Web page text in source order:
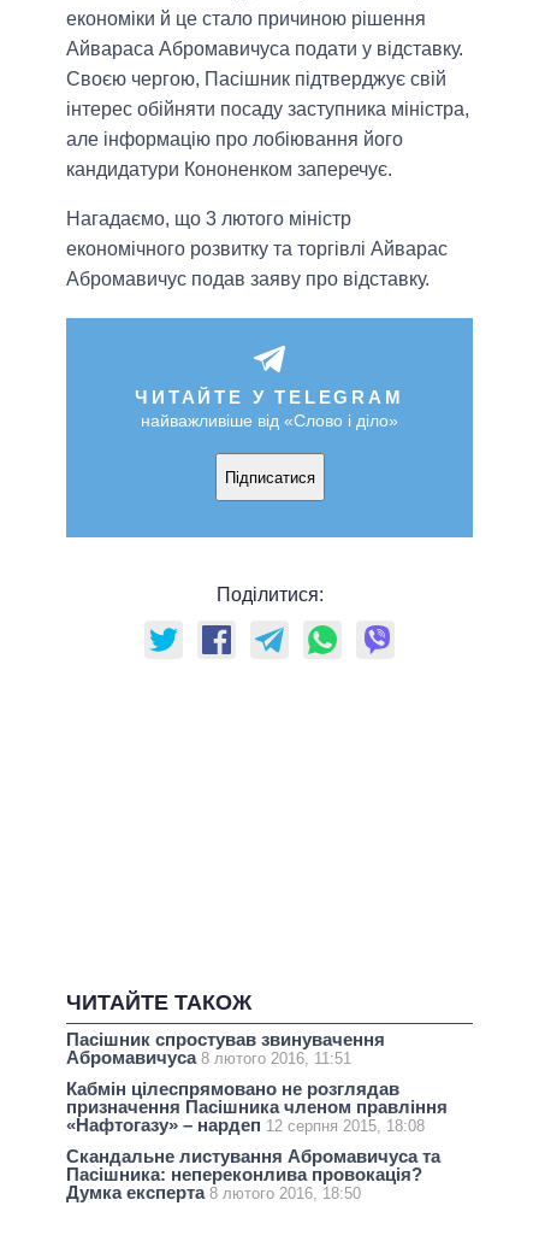
економіки й це стало причиною рішення
Айвараса Абромавичуса подати у відставку.
Своєю чергою, Пасішник підтверджує свій
інтерес обійняти посаду заступника міністра,
але інформацію про лобіювання його
кандидатури Кононенком заперечує.
Нагадаємо, що 3 лютого міністр
економічного розвитку та торгівлі Айварас
Абромавичус подав заяву про відставку.
ЧИТАЙТЕ У TELEGRAM
найважливіше від «Слово і діло»
Підписатися
Поділитися:
ЧИТАЙТЕ ТАКОЖ
Пасішник спростував звинувачення
Абромавичуса 8 лютого 2016, 11:51
Кабмін цілеспрямовано не розглядав
призначення Пасішника членом правління
«Нафтогазу» – нардеп 12 серпня 2015, 18:08
Скандальне листування Абромавичуса та
Пасішника: непереконлива провокація?
Думка експерта 8 лютого 2016, 18:50